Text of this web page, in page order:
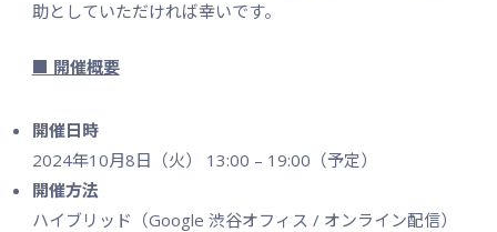
助としていただければ幸いです。
■ 開催概要
開催日時
2024年10月8日（火） 13:00 – 19:00（予定）
開催方法
ハイブリッド（Google 渋谷オフィス / オンライン配信）